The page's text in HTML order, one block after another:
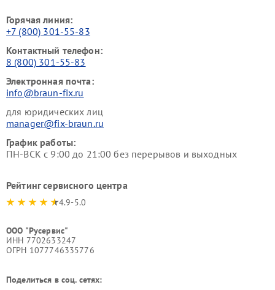
Горячая линия:
+7 (800) 301-55-83
Контактный телефон:
8 (800) 301-55-83
Электронная почта:
info@braun-fix.ru
для юридических лиц
manager@fix-braun.ru
График работы:
ПН-ВСК с 9:00 до 21:00 без перерывов и выходных
Рейтинг сервисного центра
4.9-5.0
ООО "Русервис"
ИНН 7702633247
ОГРН 1077746335776
Поделиться в соц. сетях: